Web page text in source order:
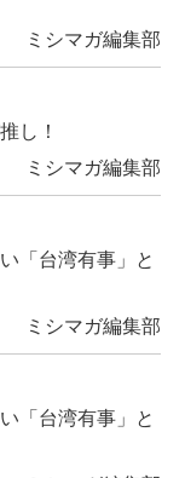
ミシマガ編集部
し！
ミシマガ編集部
「台湾有事」と
ミシマガ編集部
「台湾有事」と